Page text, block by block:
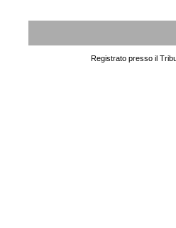
Registrato presso il